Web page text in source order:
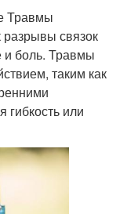
Травмы
разрывы связок
и боль. Травмы
таким как
гибкость или